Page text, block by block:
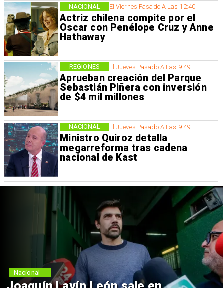
El Viernes Pasado A Las 12:40
Actriz chilena compite por el
Oscar con Penélope Cruz y Anne
Hathaway
NACIONAL
El Jueves Pasado A Las 9:49
Aprueban creación del Parque
Sebastián Piñera con inversión
de $4 mil millones
REGIONES
El Jueves Pasado A Las 9:49
Ministro Quiroz detalla
megarreforma tras cadena
nacional de Kast
NACIONAL
Nacional